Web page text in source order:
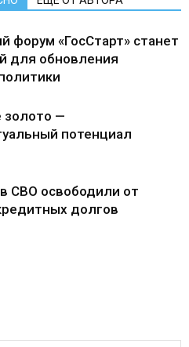
форум «ГосСтарт» станет
для обновления
золото —
потенциал
СВО освободили от
долгов